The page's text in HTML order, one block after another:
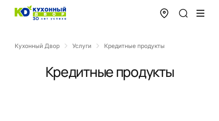
Кухонный Двор Услуги Кредитные продукты
Кредитные продукты